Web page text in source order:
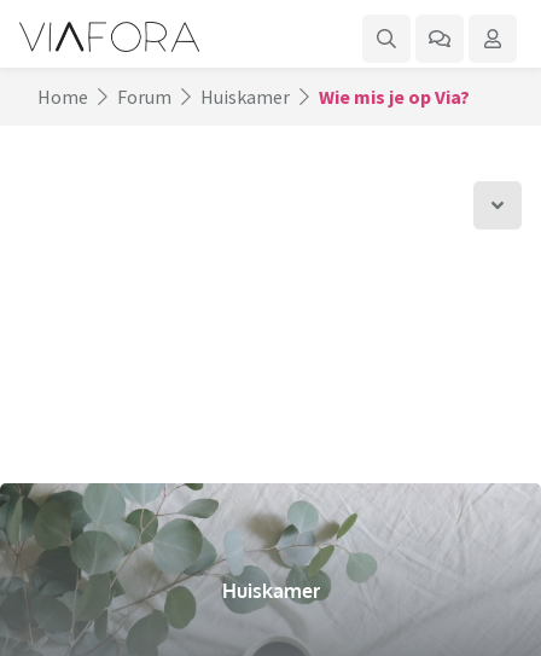
Home Forum Huiskamer Wie mis je op Via?
Huiskamer